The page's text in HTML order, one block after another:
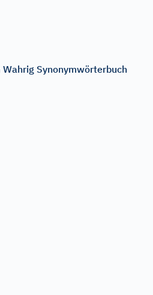
Synonymwörterbuch